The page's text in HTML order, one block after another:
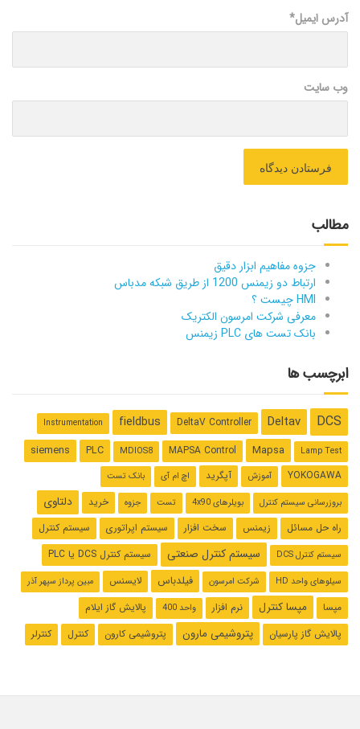
آدرس ایمیل*
وب سایت
مطالب
جزوه مفاهیم ابزار دقیق
ارتباط دو زیمنس 1200 از طریق شبکه مدباس
HMI چیست ؟
معرفی شرکت امرسون الکتریک
بانک تست های PLC زیمنس
ابرچسب ها
DCS
Deltav
DeltaV Controller
fieldbus
Instrumentation
Lamp Test
Mapsa
MAPSA Control
MDIOS8
PLC
siemens
YOKOGAWA آموزش آپگرید اچ ام آی
بانک تست
بروزرسانی سیستم کنترل
بویلرهای 4x90 تست جزوه خرید دلتاوی
راه حل مسائل زیمنس سخت افزار سیستم اپراتوری سیستم کنترل
سیستم کنترل DCS سیستم کنترل صنعتی سیستم کنترل ‌DCS یا PLC
سیلوهای واحد HD شرکت امرسون فیلدباس لایسنس مبین پرداز سپهر آذر
مپسا مپسا کنترل نرم افزار واحد 400
پالایش گاز ایلام
پالایش گاز پارسیان
پتروشیمی مارون پتروشیمی کارون کنترل کنترلر